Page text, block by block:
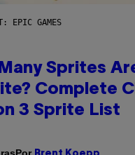
EPIC GAMES
Sprites
Complete
3 Sprite List